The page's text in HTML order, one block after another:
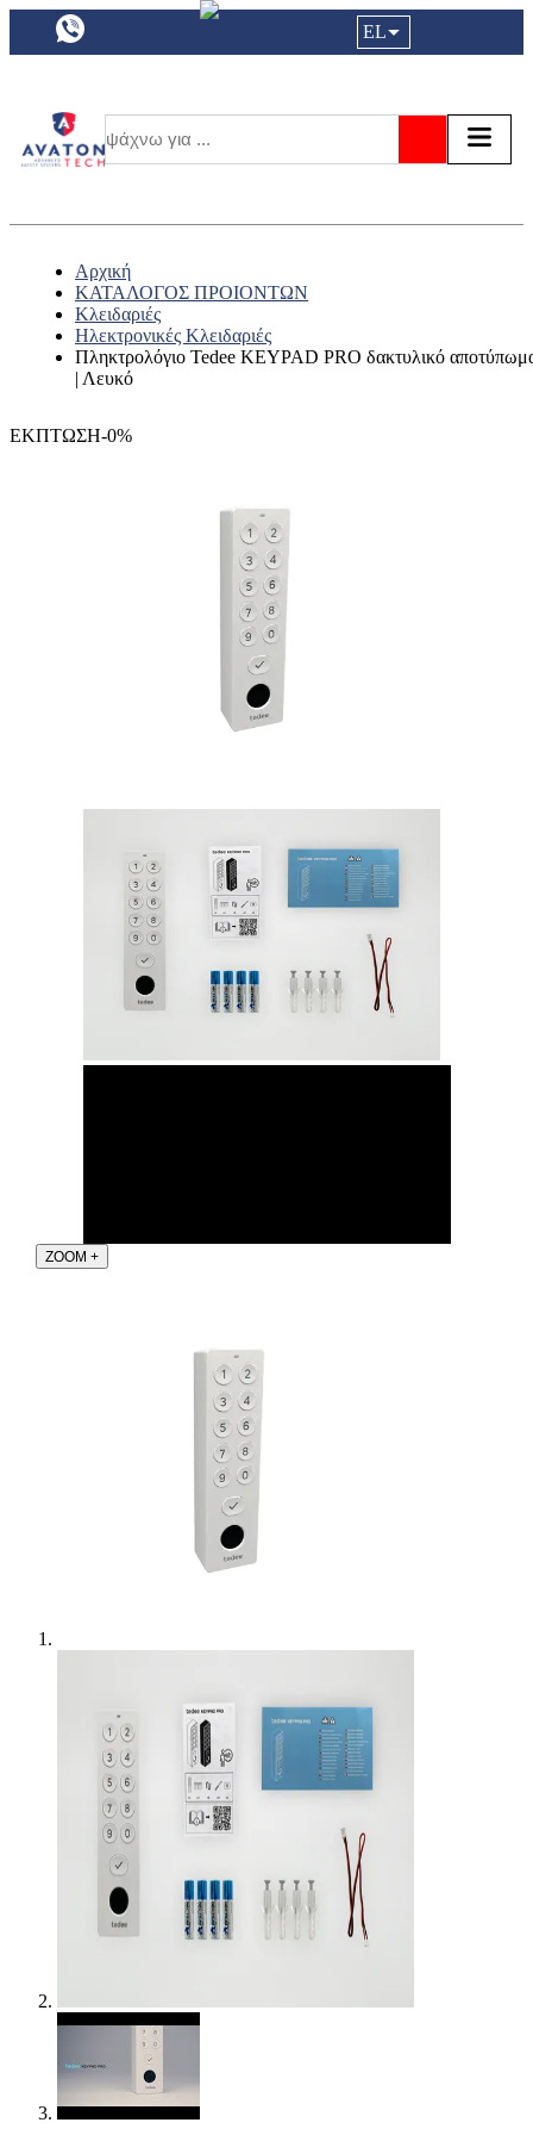
a11y.languageSelection:
EL
Αρχική
ΚΑΤΑΛΟΓΟΣ ΠΡΟΙΟΝΤΩΝ
Κλειδαριές
Ηλεκτρονικές Κλειδαριές
Πληκτρολόγιο Tedee KEYPAD PRO δακτυλικό
| Λευκό
ΕΚΠΤΩΣΗ-0%
ZOOM +